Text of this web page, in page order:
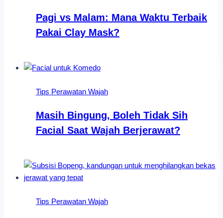
Pagi vs Malam: Mana Waktu Terbaik
Pakai Clay Mask?
Tips Perawatan Wajah
Masih Bingung, Boleh Tidak Sih
Facial Saat Wajah Berjerawat?
Tips Perawatan Wajah